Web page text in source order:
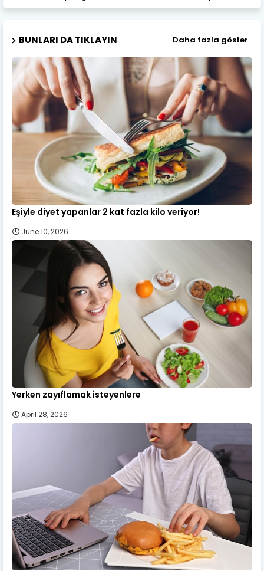
BUNLARI DA TIKLAYIN Daha fazla göster
Eşiyle diyet yapanlar 2 kat fazla kilo veriyor!
June 10, 2026
Yerken zayıflamak isteyenlere
April 28, 2026